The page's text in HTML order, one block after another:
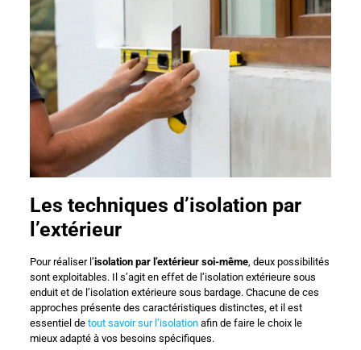
Les techniques d’isolation par
l’extérieur
Pour réaliser l’isolation par l’extérieur soi-même, deux possibilités
sont exploitables. Il s’agit en effet de l’isolation extérieure sous
enduit et de l’isolation extérieure sous bardage. Chacune de ces
approches présente des caractéristiques distinctes, et il est
essentiel detout savoir sur l’isolationafin de faire le choix le
mieux adapté à vos besoins spécifiques.